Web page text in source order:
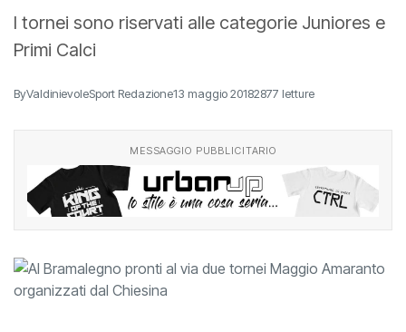
I tornei sono riservati alle categorie Juniores e
Primi Calci
ByValdinievoleSport Redazione13 maggio 20182877 letture
MESSAGGIO PUBBLICITARIO